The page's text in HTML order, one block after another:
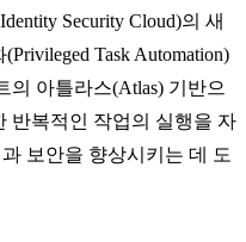
Security Cloud)의 새
Task Automation)
의 아틀라스(Atlas) 기반으
반복적인 작업의 실행을 자
보안을 향상시키는 데 도